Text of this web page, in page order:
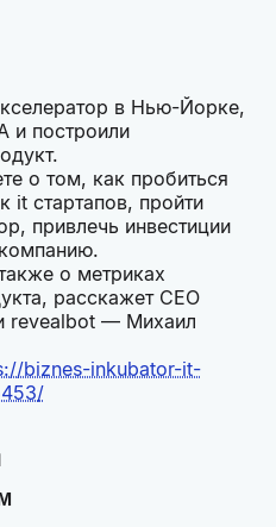
в Нью-Йорке,
и построили
о том, как пробиться
стартапов, пройти
привлечь инвестиции
о метриках
расскажет CEO
revealbot — Михаил
biznes-inkubator-it-